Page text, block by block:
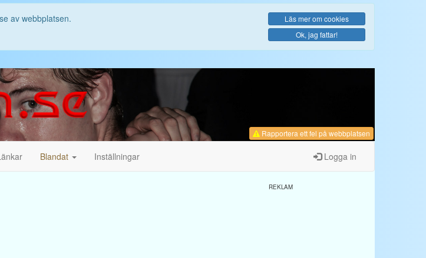
av webbplatsen.
Läs mer om cookies
Ok, jag fattar!
Rapportera ett fel på webbplatsen
Blandat Inställningar Logga in
REKLAM